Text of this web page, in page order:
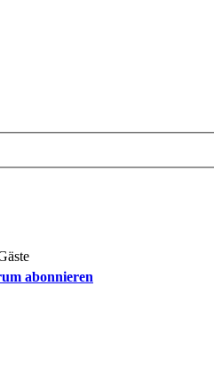
abonnieren